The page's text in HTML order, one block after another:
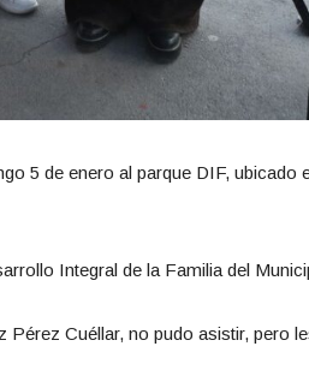
5 de enero al parque DIF, ubicado
Integral de la Familia del
Cuéllar, no pudo asistir, pero